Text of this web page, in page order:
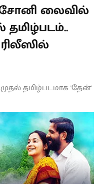
சோனி லைவில்
தமிழ்படம்..
தமிழ்படமாக 'தேன்'